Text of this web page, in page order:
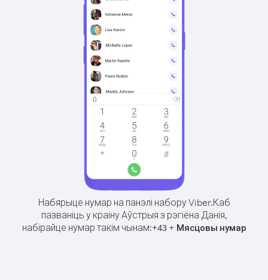
Набярыце нумар на панэлі набору Viber.Каб
пазваніць у краіну Аўстрыя з рэгіёна Данія,
набірайце нумар такім чынам:+43+ Мясцовы нумар